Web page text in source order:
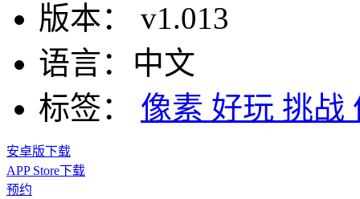
版本：
v1.013
语言： 中文
标签：
像素 好玩 挑战
安卓版下载
APP Store下载
预约